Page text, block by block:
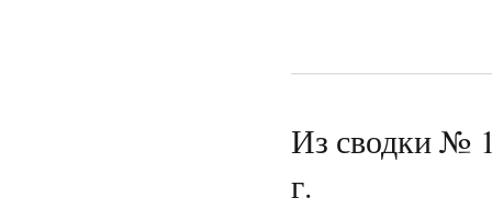
Из сводки №
г.